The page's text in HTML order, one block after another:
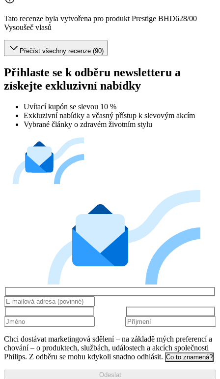
Tato recenze byla vytvořena pro produkt Prestige BHD628/00
Vysoušeč vlasů
Přečíst všechny recenze (90)
Přihlaste se k odběru newsletteru a
získejte exkluzivní nabídky
Uvítací kupón se slevou 10 %
Exkluzivní nabídky a včasný přístup k slevovým akcím
Vybrané články o zdravém životním stylu
Chci dostávat marketingová sdělení – na základě mých preferencí a
chování – o produktech, službách, událostech a akcích společnosti
Philips. Z odběru se mohu kdykoli snadno odhlásit. Co to znamená?
Odeslat